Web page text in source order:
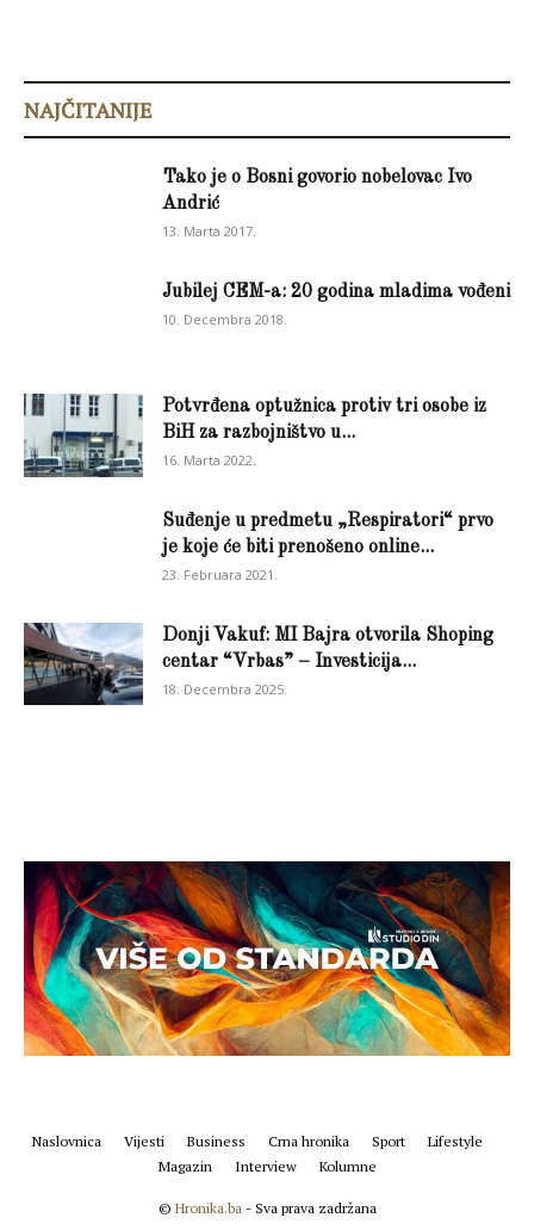
NAJČITANIJE
Tako je o Bosni govorio nobelovac Ivo
Andrić
13. Marta 2017.
Jubilej CEM-a: 20 godina mladima vođeni
10. Decembra 2018.
Potvrđena optužnica protiv tri osobe iz
BiH za razbojništvo u...
16. Marta 2022.
Suđenje u predmetu „Respiratori“ prvo
je koje će biti prenošeno online...
23. Februara 2021.
Donji Vakuf: MI Bajra otvorila Shoping
centar “Vrbas” – Investicija...
18. Decembra 2025.
Naslovnica Vijesti Business Crna hronika Sport
Lifestyle
Magazin
Interview Kolumne
© Hronika.ba - Sva prava zadržana